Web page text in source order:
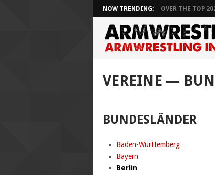
NOW TRENDING: OVER THE TOP
VEREINE —
BUNDESLÄNDER
Baden-Württemberg
Bayern
Berlin